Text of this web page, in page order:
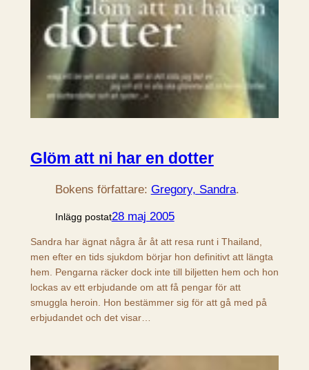
Glöm att ni har en dotter
Bokens författare: Gregory, Sandra.
Inlägg postat28 maj 2005
Sandra har ägnat några år åt att resa runt i Thailand,
men efter en tids sjukdom börjar hon definitivt att längta
hem. Pengarna räcker dock inte till biljetten hem och hon
lockas av ett erbjudande om att få pengar för att
smuggla heroin. Hon bestämmer sig för att gå med på
erbjudandet och det visar…